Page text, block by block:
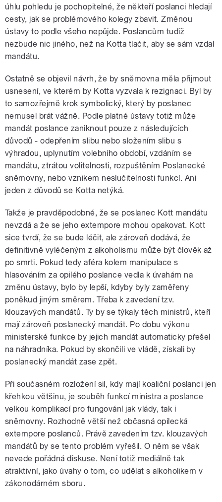
úhlu pohledu je pochopitelné, že někteří poslanci hledají
cesty, jak se problémového kolegy zbavit. Změnou
ústavy to podle všeho nepůjde. Poslancům tudíž
nezbude nic jiného, než na Kotta tlačit, aby se sám vzdal
mandátu.
Ostatně se objevil návrh, že by sněmovna měla přijmout
usnesení, ve kterém by Kotta vyzvala k rezignaci. Byl by
to samozřejmě krok symbolický, který by poslanec
nemusel brát vážně. Podle platné ústavy totiž může
mandát poslance zaniknout pouze z následujících
důvodů - odepřením slibu nebo složením slibu s
výhradou, uplynutím volebního období, vzdáním se
mandátu, ztrátou volitelnosti, rozpuštěním Poslanecké
sněmovny, nebo vznikem neslučitelnosti funkcí. Ani
jeden z důvodů se Kotta netýká.
Takže je pravděpodobné, že se poslanec Kott mandátu
nevzdá a že se jeho extempore mohou opakovat. Kott
sice tvrdí, že se bude léčit, ale zároveň dodává, že
definitivně vyléčeným z alkoholismu může být člověk až
po smrti. Pokud tedy aféra kolem manipulace s
hlasováním za opilého poslance vedla k úvahám na
změnu ústavy, bylo by lepší, kdyby byly zaměřeny
poněkud jiným směrem. Třeba k zavedení tzv.
klouzavých mandátů. Ty by se týkaly těch ministrů, kteří
mají zároveň poslanecký mandát. Po dobu výkonu
ministerské funkce by jejich mandát automaticky přešel
na náhradníka. Pokud by skončili ve vládě, získali by
poslanecký mandát zase zpět.
Při současném rozložení sil, kdy mají koaliční poslanci jen
křehkou většinu, je souběh funkcí ministra a poslance
velkou komplikací pro fungování jak vlády, tak i
sněmovny. Rozhodně větší než občasná opilecká
extempore poslanců. Právě zavedením tzv. klouzavých
mandátů by se tento problém vyřešil. O něm se však
nevede pořádná diskuse. Není totiž mediálně tak
atraktivní, jako úvahy o tom, co udělat s alkoholikem v
zákonodárném sboru.